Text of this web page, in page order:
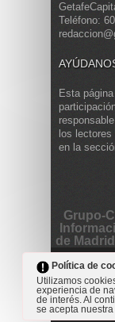
Teléfono:
Esta
los
en la
Grupo-
de
Copyright ©
Project
Opinión
Reportaje
Política de
Utilizamos
experiencia de
de interés. Al
se acepta